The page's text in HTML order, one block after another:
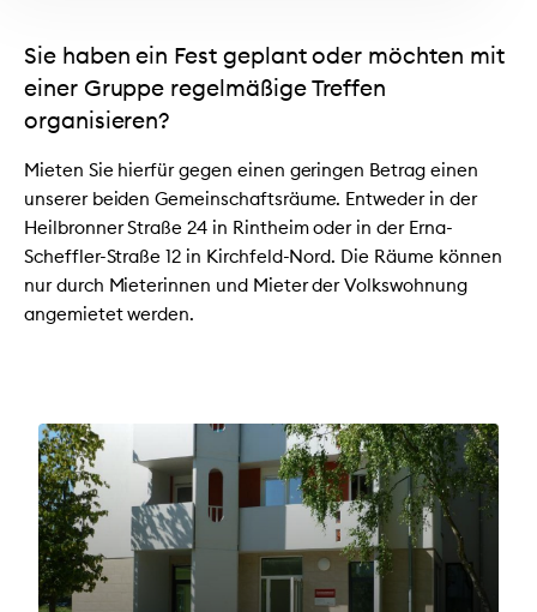
Sie haben ein Fest geplant oder möchten mit
einer Gruppe regelmäßige Treffen
organisieren?
Mieten Sie hierfür gegen einen geringen Betrag einen
unserer beiden Gemeinschaftsräume. Entweder in der
Heilbronner Straße 24 in Rintheim oder in der Erna-
Scheffler-Straße 12 in Kirchfeld-Nord. Die Räume können
nur durch Mieterinnen und Mieter der Volkswohnung
angemietet werden.